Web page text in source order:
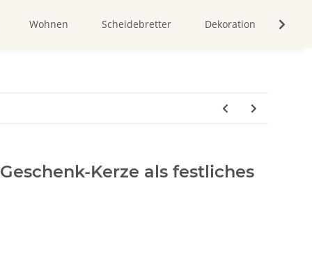
Wohnen Scheidebretter Dekoration
Kerze als festliches